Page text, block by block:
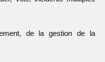
de la gestion de la